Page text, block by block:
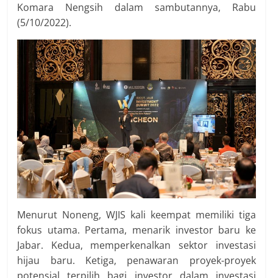
Komara Nengsih dalam sambutannya, Rabu
(5/10/2022).
Menurut Noneng, WJIS kali keempat memiliki tiga
fokus utama. Pertama, menarik investor baru ke
Jabar. Kedua, memperkenalkan sektor investasi
hijau baru. Ketiga, penawaran proyek-proyek